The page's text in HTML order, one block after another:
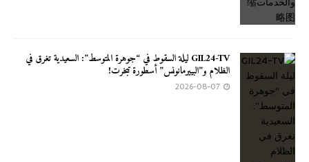
GIL24-TV ليلة السقوط في “جوهرة المتوسط”: السعيدية تغرق في
الظلام و”البييرمانونس” أسطورة تبخرت!
2026-08-07